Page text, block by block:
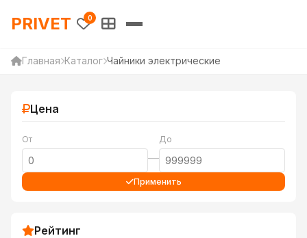
PRIVET — Каталог товаров
PRIVET 0
Главная Каталог Чайники электрические
Цена
От
—
До
Применить
Рейтинг